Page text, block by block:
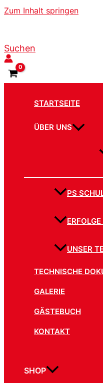
Zum Inhalt springen
Suchen
STARTSEITE
ÜBER UNS
PS
UNSER
TECHNISCHE
GALERIE
GÄSTEBUCH
KONTAKT
SHOP